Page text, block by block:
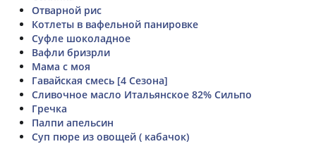
Отварной рис
Котлеты в вафельной панировке
Суфле шоколадное
Вафли бризрли
Мама с моя
Гавайская смесь [4 Сезона]
Сливочное масло Итальянское 82% Сильпо
Гречка
Палпи апельсин
Суп пюре из овощей ( кабачок)